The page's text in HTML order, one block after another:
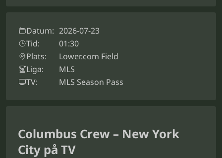
Datum: 2026-07-23
Tid:
01:30
Plats:
Lower.com Field
Liga:
MLS
TV:
MLS Season Pass
Columbus Crew – New York
City på TV